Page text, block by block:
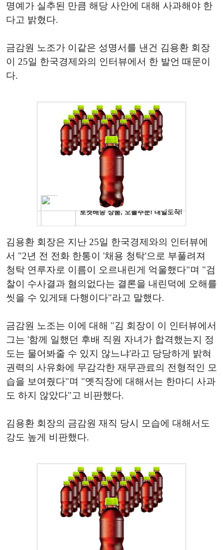
명예가 실추된 만큼 해당 사안에 대해 사과해야 한
다고 밝혔다.
금감원 노조가 이같은 성명서를 낸건 김용환 회장
이 25일 한국경제와의 인터뷰에서 한 발언 때문이
다.
김용환 회장은 지난 25일 한국경제와의 인터뷰에
서 "2년 전 전화 한통이 '채용 청탁'으로 부풀려져
청탁 연루자로 이름이 오르내린게 억울했다"며 "검
찰이 수사결과 혐의없다는 결론을 내린덕에 오해를
씻을 수 있게돼 다행이다"라고 말했다.
금감원 노조는 이에 대해 "김 회장이 이 인터뷰에서
그는 '함께 일했던 후배 직원 자녀가 합격했는지 정
도는 물어봐줄 수 있지 않느냐'라고 당당하게 밝혀
권력의 사유화에 무감각한 재무관료의 전형적인 모
습을 보여줬다"며 "옛직장에 대해서는 한마디 사과
도 하지 않았다"고 비판했다.
김용환 회장의 금감원 재직 당시 모습에 대해서도
강도 높게 비판했다.